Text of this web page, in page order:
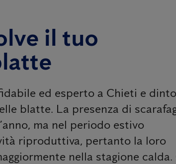
il tuo
ed esperto a Chieti e
blatte. La presenza di
ma nel periodo estivo
riproduttiva, pertanto la loro
nella stagione calda.